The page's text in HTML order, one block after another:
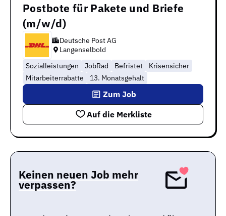
Postbote für Pakete und Briefe
(m/w/d)
Deutsche Post AG
Langenselbold
Sozialleistungen
JobRad Befristet
Krisensicher
Mitarbeiterrabatte
13. Monatsgehalt
Auf die Merkliste
Zum Job
Keinen neuen Job mehr
verpassen?